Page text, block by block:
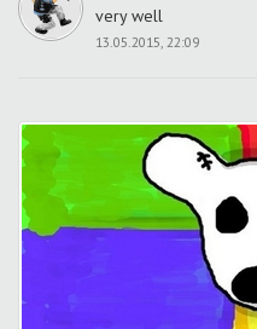
very well
13.05.2015, 22:09